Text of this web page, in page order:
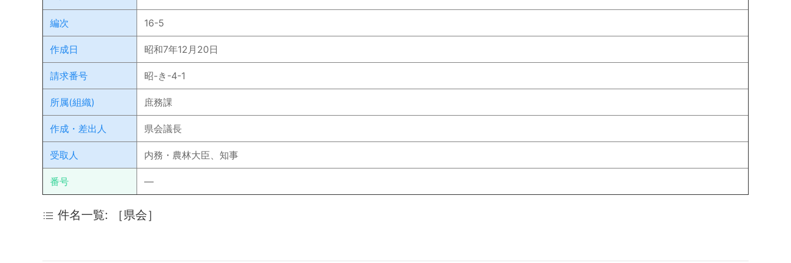
編次 16-5
作成日 昭和7年12月20日
請求番号 昭-き-4-1
所属(組織) 庶務課
作成・差出人 県会議長
受取人 内務・農林大臣、知事
番号 ―
件名一覧: ［県会］